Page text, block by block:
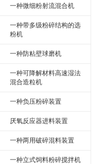
一种微细粉射流混合机
一种带多级粉碎结构的选
粉机
一种防粘壁球磨机
一种可降解材料高速湿法
混合造粒机
一种负压粉碎装置
厌氧反应器进料装置
一种两用破碎混料装置
一种立式饲料粉碎搅拌机